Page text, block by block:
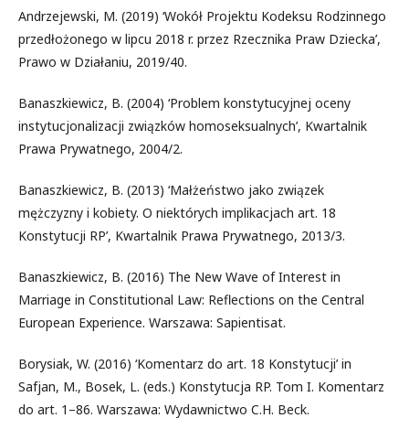
Andrzejewski, M. (2019) ‘Wokół Projektu Kodeksu Rodzinnego
przedłożonego w lipcu 2018 r. przez Rzecznika Praw Dziecka’,
Prawo w Działaniu, 2019/40.
Banaszkiewicz, B. (2004) ‘Problem konstytucyjnej oceny
instytucjonalizacji związków homoseksualnych’, Kwartalnik
Prawa Prywatnego, 2004/2.
Banaszkiewicz, B. (2013) ‘Małżeństwo jako związek
mężczyzny i kobiety. O niektórych implikacjach art. 18
Konstytucji RP’, Kwartalnik Prawa Prywatnego, 2013/3.
Banaszkiewicz, B. (2016) The New Wave of Interest in
Marriage in Constitutional Law: Reflections on the Central
European Experience. Warszawa: Sapientisat.
Borysiak, W. (2016) ‘Komentarz do art. 18 Konstytucji’ in
Safjan, M., Bosek, L. (eds.) Konstytucja RP. Tom I. Komentarz
do art. 1–86. Warszawa: Wydawnictwo C.H. Beck.